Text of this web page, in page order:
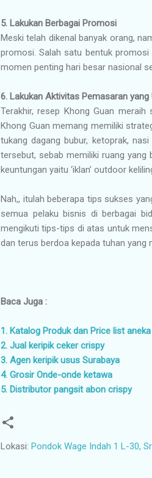
5. Lakukan Berbagai Promosi
Meski telah dikenal banyak orang,
promosi. Salah satu bentuk promosi
momen penting hari besar nasional
6. Lakukan Aktivitas Pemasaran yang
Terakhir, resep Khong Guan
Khong Guan memang memiliki
tukang dagang bubur, ketoprak,
tersebut, sebab memiliki ruang yang
keuntungan yaitu ‘iklan’ outdoor
Nah,, itulah beberapa tips sukses
semua pelaku bisnis di berbagai
mengikuti tips-tips di atas untuk
dan terus berdoa kepada tuhan yang
Baca Juga :
1. Katalog Produk dan Price list
2. Jual keripik ceker crispy
3. Agen keripik usus Surabaya
4. Grosir Onde-onde ketawa
5. Distributor pangsit abon crispy
Lokasi: Pondok Wage Indah 1 L-30,